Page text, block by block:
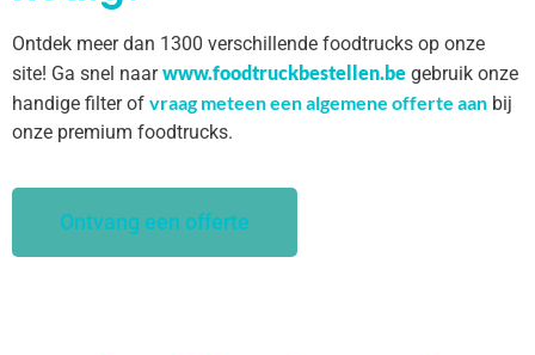
Ontdek meer dan 1300 verschillende foodtrucks op onze
site! Ga snel naarwww.foodtruckbestellen.be gebruik onze
handige filter of vraag meteen een algemene offerte aan bij
onze premium foodtrucks.
Ontvang een offerte